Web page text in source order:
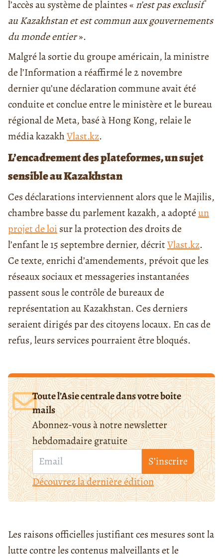
l’accès au système de plaintes « n’est pas exclusif
au Kazakhstan et est commun aux gouvernements
du monde entier».
Malgré la sortie du groupe américain, la ministre
de l’Information a réaffirmé le 2 novembre
dernier qu’une déclaration commune avait été
conduite et conclue entre le ministère et le bureau
régional de Meta, basé à Hong Kong, relaie le
média kazakhVlast.kz.
L’encadrement des plateformes, un sujet
sensible au Kazakhstan
Ces déclarations interviennent alors que le Majilis,
chambre basse du parlement kazakh, a adoptéun
projet de loi sur la protection des droits de
l’enfant le 15 septembre dernier, décritVlast.kz.
Ce texte, enrichi d’amendements, prévoit que les
réseaux sociaux et messageries instantanées
passent sous le contrôle de bureaux de
représentation au Kazakhstan. Ces derniers
seraient dirigés par des citoyens locaux. En cas de
refus, leurs services pourraient être bloqués.
Toute l’Asie centrale dans votre boite
mails
Abonnez-vous à notre newsletter
hebdomadaire gratuite
S’inscrire
Découvrez la dernière édition
Les raisons officielles justifiant ces mesures sont la
lutte contre les contenus malveillants et le